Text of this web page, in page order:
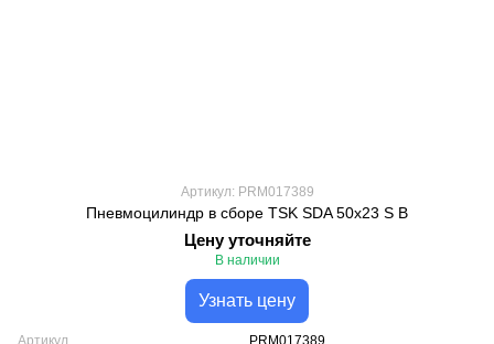
Артикул: PRM017389
Пневмоцилиндр в сборе TSK SDA 50x23 S B
Цену уточняйте
В наличии
Узнать цену
Артикул
PRM017389